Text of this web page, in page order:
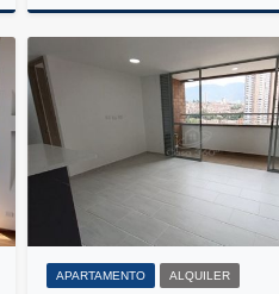
$650.000.000
APARTAMENTO ALQUILER